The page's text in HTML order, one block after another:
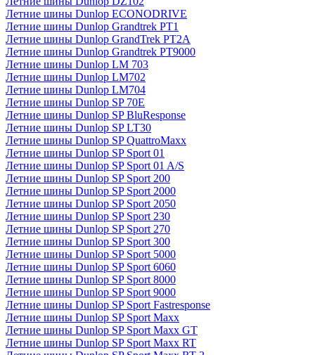
Летние шины Dunlop ECONODRIVE
Летние шины Dunlop Grandtrek PT1
Летние шины Dunlop GrandTrek PT2A
Летние шины Dunlop Grandtrek PT9000
Летние шины Dunlop LM 703
Летние шины Dunlop LM702
Летние шины Dunlop LM704
Летние шины Dunlop SP 70E
Летние шины Dunlop SP BluResponse
Летние шины Dunlop SP LT30
Летние шины Dunlop SP QuattroMaxx
Летние шины Dunlop SP Sport 01
Летние шины Dunlop SP Sport 01 A/S
Летние шины Dunlop SP Sport 200
Летние шины Dunlop SP Sport 2000
Летние шины Dunlop SP Sport 2050
Летние шины Dunlop SP Sport 230
Летние шины Dunlop SP Sport 270
Летние шины Dunlop SP Sport 300
Летние шины Dunlop SP Sport 5000
Летние шины Dunlop SP Sport 6060
Летние шины Dunlop SP Sport 8000
Летние шины Dunlop SP Sport 9000
Летние шины Dunlop SP Sport Fastresponse
Летние шины Dunlop SP Sport Maxx
Летние шины Dunlop SP Sport Maxx GT
Летние шины Dunlop SP Sport Maxx RT